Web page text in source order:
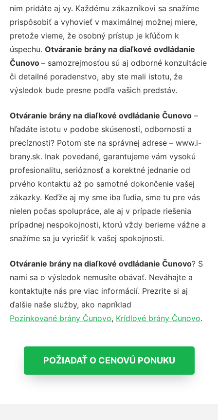
nim pridáte aj vy. Každému zákazníkovi sa snažíme
prispôsobiť a vyhovieť v maximálnej možnej miere,
pretože vieme, že osobný prístup je kľúčom k
úspechu. Otváranie brány na diaľkové ovdládanie
Čunovo – samozrejmosťou sú aj odborné konzultácie
či detailné poradenstvo, aby ste mali istotu, že
výsledok bude presne podľa vašich predstáv.
Otváranie brány na diaľkové ovdládanie Čunovo –
hľadáte istotu v podobe skúseností, odbornosti a
precíznosti? Potom ste na správnej adrese – www.i-
brany.sk. Inak povedané, garantujeme vám vysokú
profesionalitu, serióznosť a korektné jednanie od
prvého kontaktu až po samotné dokončenie vašej
zákazky. Keďže aj my sme iba ľudia, sme tu pre vás
nielen počas spolupráce, ale aj v prípade riešenia
prípadnej nespokojnosti, ktorú vždy berieme vážne a
snažíme sa ju vyriešiť k vašej spokojnosti.
Otváranie brány na diaľkové ovdládanie Čunovo? S
nami sa o výsledok nemusíte obávať. Neváhajte a
kontaktujte nás pre viac informácií. Prezrite si aj
ďalšie naše služby, ako napríklad
Pozinkované brány Čunovo, Krídlové brány Čunovo.
POŽIADAŤ O CENOVÚ PONUKU